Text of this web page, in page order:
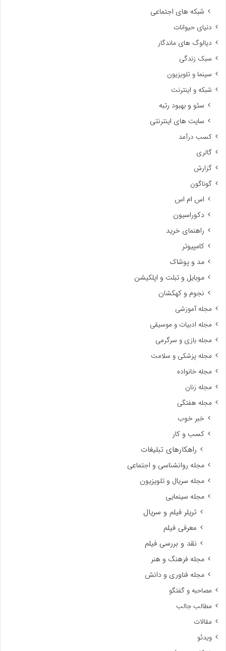
شبکه های اجتماعی
دنیای حیوانات
دیالوگ های ماندگار
سبک زندگی
سینما و تلویزیون
شبکه و اینترنت
سئو و بهبود رتبه
سایت های اینترنتی
کسب درآمد
گالری
گزارش
گوناگون
اس ام اس
دکوراسیون
راهنمای خرید
کامپیوتر
مد و پوشاک
موبایل و تبلت و اپلکیشن
نجوم و کهکشان
مجله آموزشی
مجله ادبیات و موسیقی
مجله بازی و سرگرمی
مجله پزشکی و سلامت
مجله خانواده
مجله زنان
مجله هفتگی
خبر خوب
کسب و کار
راهکارهای تبلیغات
مجله روانشناسی و اجتماعی
مجله سریال و تلویزیون
مجله سینمایی
تریلر فیلم و سریال
معرفی فیلم
نقد و بررسی فیلم
مجله فرهنگ و هنر
مجله فناوری و دانش
مصاحبه و گفتگو
مطالب جالب
مقالات
ویدئو